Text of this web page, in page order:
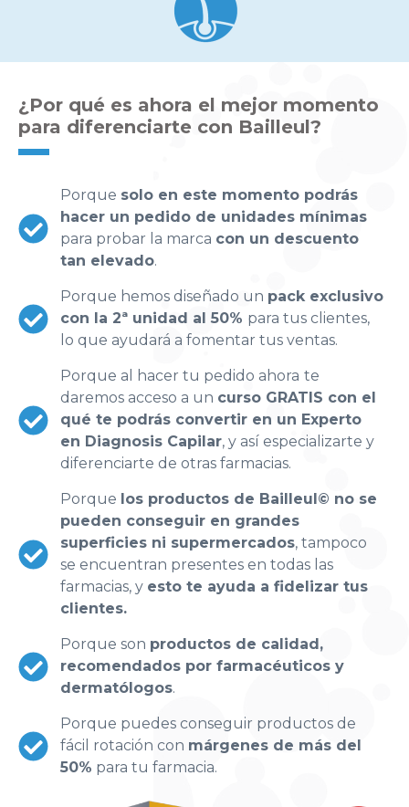
¿Por qué es ahora el mejor momento
para diferenciarte con Bailleul?
Porque solo en este momento podrás
hacer un pedido de unidades mínimas
para probar la marca con un descuento
tan elevado.
Porque hemos diseñado un pack exclusivo
con la 2ª unidad al 50% para tus clientes,
lo que ayudará a fomentar tus ventas.
Porque al hacer tu pedido ahora te
daremos acceso a un curso GRATIS con el
qué te podrás convertir en un Experto
en Diagnosis Capilar, y así especializarte y
diferenciarte de otras farmacias.
Porque los productos de Bailleul© no se
pueden conseguir en grandes
superficies ni supermercados, tampoco
se encuentran presentes en todas las
farmacias, y esto te ayuda a fidelizar tus
clientes.
Porque son productos de calidad,
recomendados por farmacéuticos y
dermatólogos.
Porque puedes conseguir productos de
fácil rotación con márgenes de más del
50% para tu farmacia.